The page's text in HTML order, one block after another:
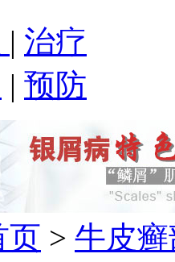
| 治疗
| 预防
页 > 牛皮